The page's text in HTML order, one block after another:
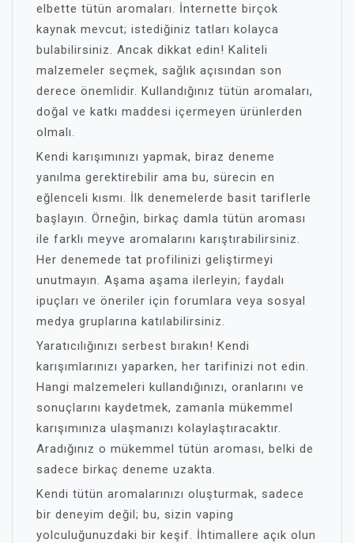
elbette tütün aromaları. İnternette birçok
kaynak mevcut; istediğiniz tatları kolayca
bulabilirsiniz. Ancak dikkat edin! Kaliteli
malzemeler seçmek, sağlık açısından son
derece önemlidir. Kullandığınız tütün aromaları,
doğal ve katkı maddesi içermeyen ürünlerden
olmalı.
Kendi karışımınızı yapmak, biraz deneme
yanılma gerektirebilir ama bu, sürecin en
eğlenceli kısmı. İlk denemelerde basit tariflerle
başlayın. Örneğin, birkaç damla tütün aroması
ile farklı meyve aromalarını karıştırabilirsiniz.
Her denemede tat profilinizi geliştirmeyi
unutmayın. Aşama aşama ilerleyin; faydalı
ipuçları ve öneriler için forumlara veya sosyal
medya gruplarına katılabilirsiniz.
Yaratıcılığınızı serbest bırakın! Kendi
karışımlarınızı yaparken, her tarifinizi not edin.
Hangi malzemeleri kullandığınızı, oranlarını ve
sonuçlarını kaydetmek, zamanla mükemmel
karışımınıza ulaşmanızı kolaylaştıracaktır.
Aradığınız o mükemmel tütün aroması, belki de
sadece birkaç deneme uzakta.
Kendi tütün aromalarınızı oluşturmak, sadece
bir deneyim değil; bu, sizin vaping
yolculuğunuzdaki bir keşif. İhtimallere açık olun